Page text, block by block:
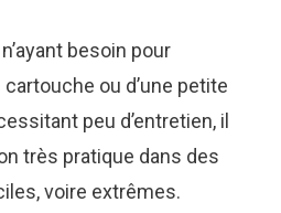
besoin pour
ou d’une petite
peu d’entretien, il
très pratique dans des
voire extrêmes.